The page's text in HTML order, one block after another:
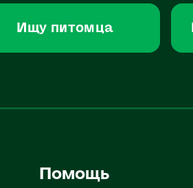
Ищу питомца
Помощь